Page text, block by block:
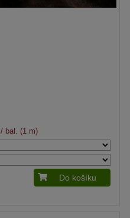
/ bal. (1 m)
Do košíku